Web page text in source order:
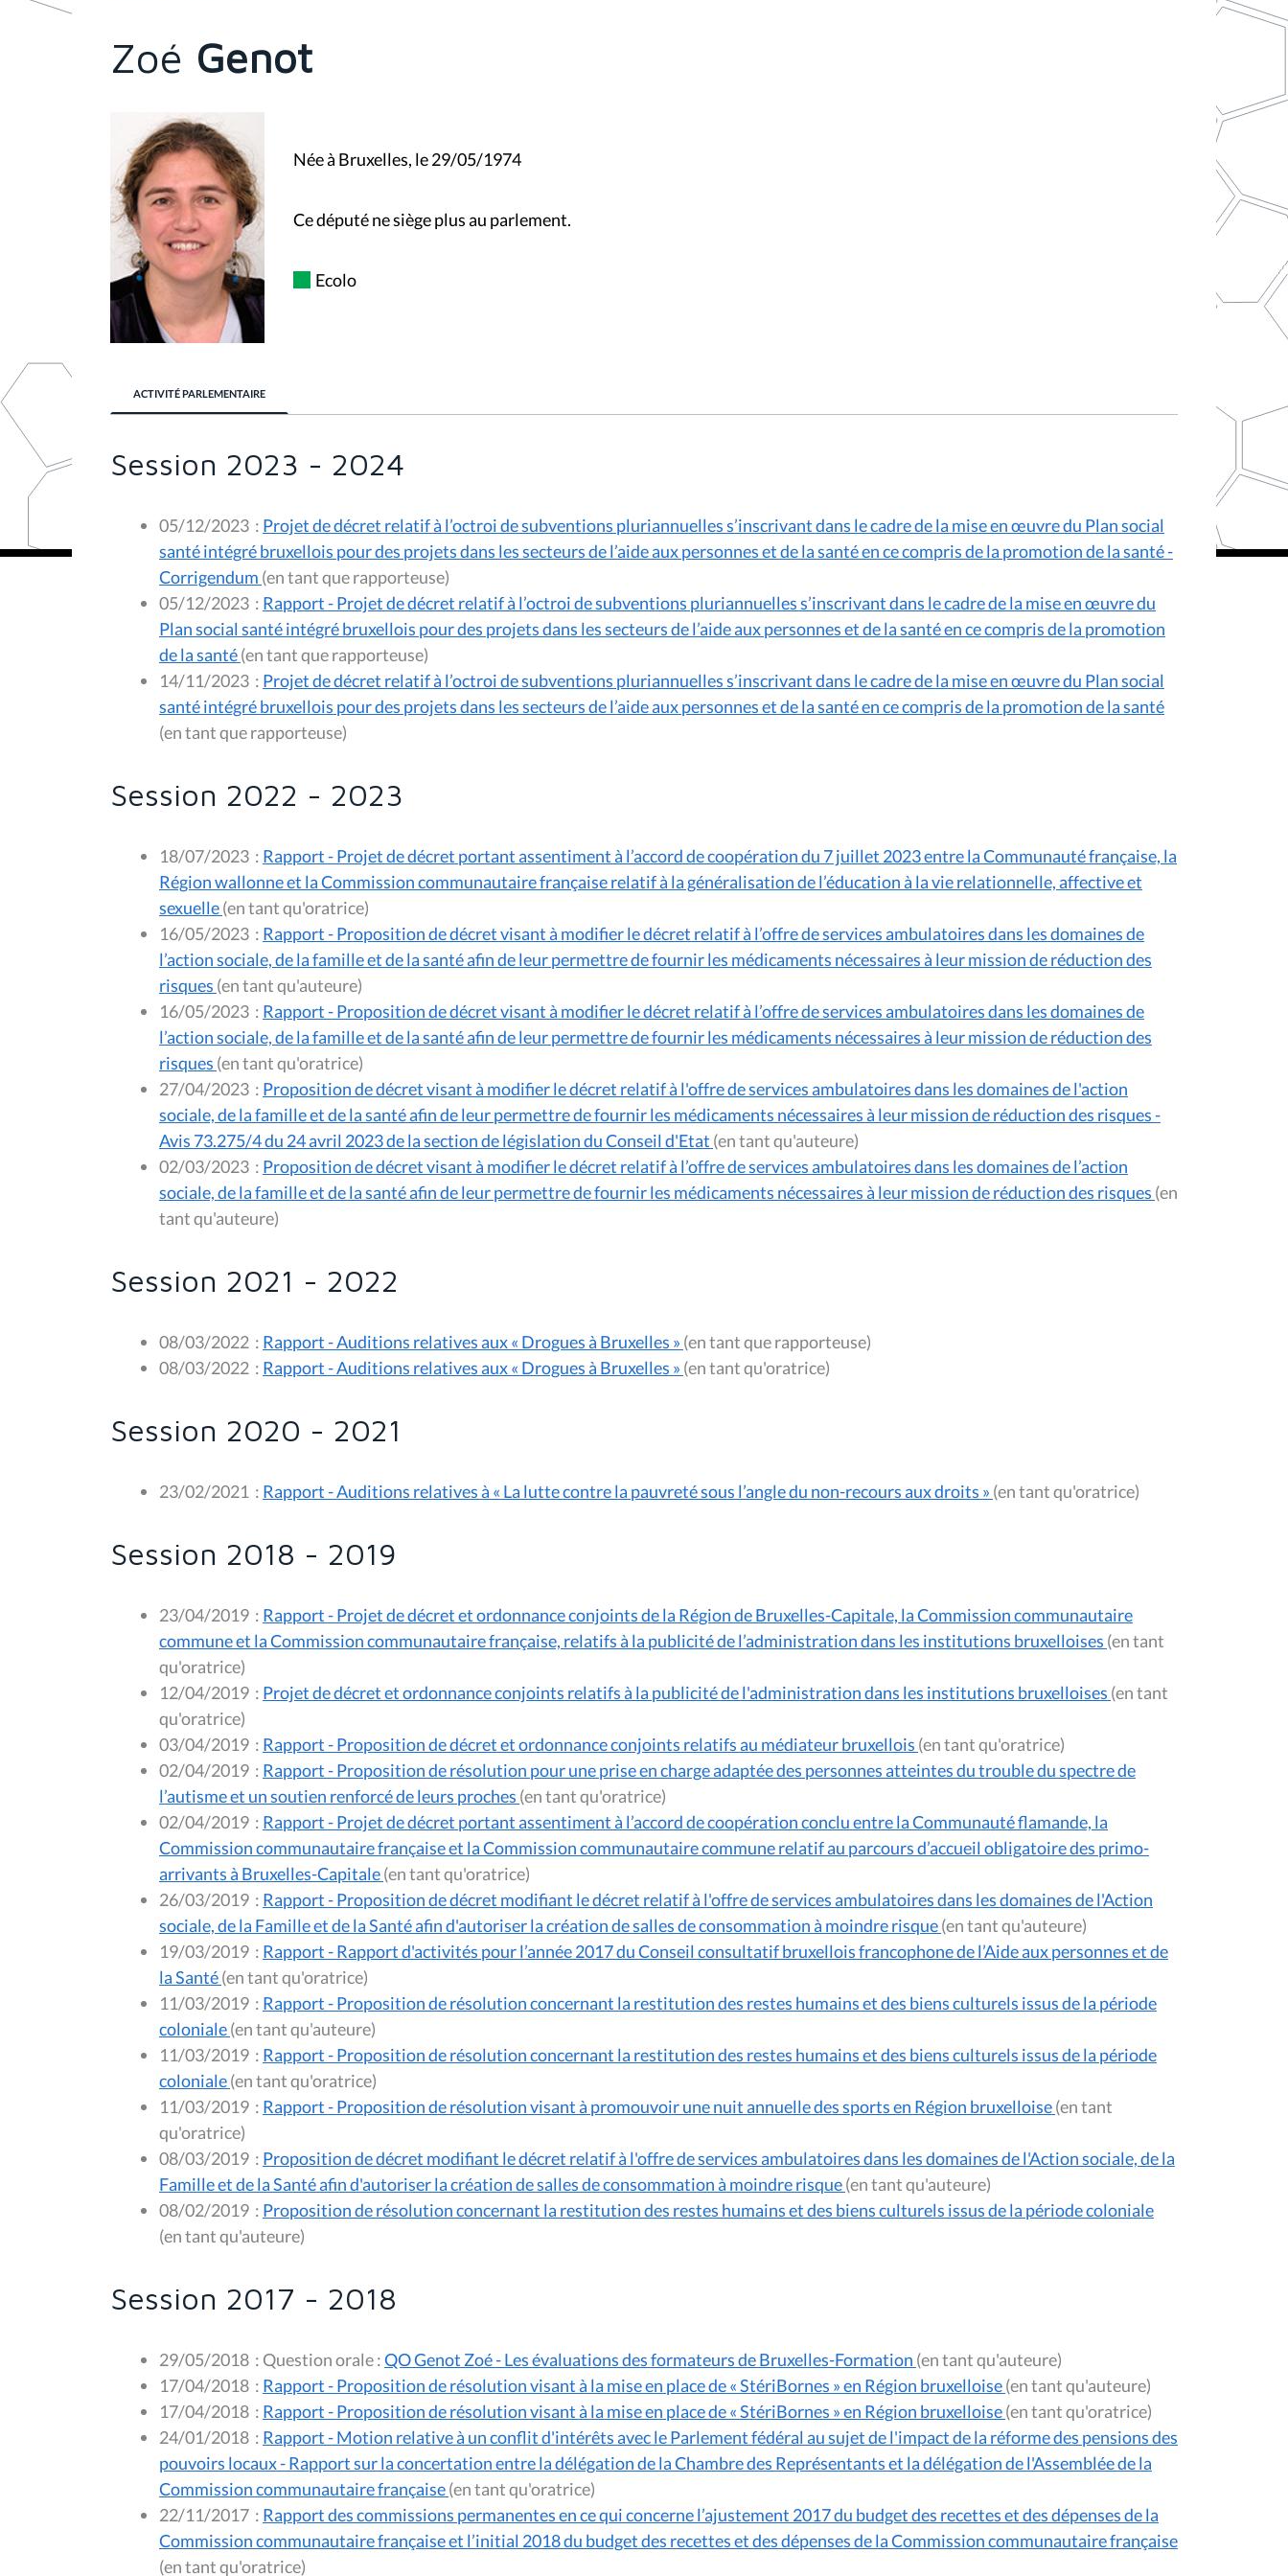
t
sZoé Genot
Née à Bruxelles, le 29/05/1974
Ce député ne siège plus au parlement.
Ecolo
ACTIVITÉ PARLEMENTAIRE
Session 2023 - 2024
05/12/2023 : Projet de décret relatif à l’octroi de subventions pluriannuelles s’inscrivant dans le cadre de la mise en œuvre du Plan social
santé intégré bruxellois pour des projets dans les secteurs de l’aide aux personnes et de la santé en ce compris de la promotion de la santé -
Corrigendum
(en tant que rapporteuse)
05/12/2023 : Rapport - Projet de décret relatif à l’octroi de subventions pluriannuelles s’inscrivant dans le cadre de la mise en œuvre du
Plan social santé intégré bruxellois pour des projets dans les secteurs de l’aide aux personnes et de la santé en ce compris de la promotion
de la santé
(en tant que rapporteuse)
14/11/2023 : Projet de décret relatif à l’octroi de subventions pluriannuelles s’inscrivant dans le cadre de la mise en œuvre du Plan social
santé intégré bruxellois pour des projets dans les secteurs de l’aide aux personnes et de la santé en ce compris de la promotion de la santé
(en tant que rapporteuse)
Session 2022 - 2023
18/07/2023 : Rapport - Projet de décret portant assentiment à l’accord de coopération du 7 juillet 2023 entre la Communauté française, la
Région wallonne et la Commission communautaire française relatif à la généralisation de l’éducation à la vie relationnelle, affective et
sexuelle
(en tant qu'oratrice)
16/05/2023 : Rapport - Proposition de décret visant à modifier le décret relatif à l’offre de services ambulatoires dans les domaines de
l’action sociale, de la famille et de la santé afin de leur permettre de fournir les médicaments nécessaires à leur mission de réduction des
risques
(en tant qu'auteure)
16/05/2023 : Rapport - Proposition de décret visant à modifier le décret relatif à l’offre de services ambulatoires dans les domaines de
l’action sociale, de la famille et de la santé afin de leur permettre de fournir les médicaments nécessaires à leur mission de réduction des
risques
(en tant qu'oratrice)
27/04/2023 : Proposition de décret visant à modifier le décret relatif à l'offre de services ambulatoires dans les domaines de l'action
sociale, de la famille et de la santé afin de leur permettre de fournir les médicaments nécessaires à leur mission de réduction des risques -
Avis 73.275/4 du 24 avril 2023 de la section de législation du Conseil d'Etat
(en tant qu'auteure)
02/03/2023 : Proposition de décret visant à modifier le décret relatif à l’offre de services ambulatoires dans les domaines de l’action
sociale, de la famille et de la santé afin de leur permettre de fournir les médicaments nécessaires à leur mission de réduction des risques (en
tant qu'auteure)
Session 2021 - 2022
08/03/2022 : Rapport - Auditions relatives aux « Drogues à Bruxelles »
(en tant que rapporteuse)
08/03/2022 : Rapport - Auditions relatives aux « Drogues à Bruxelles » (en tant qu'oratrice)
Session 2020 - 2021
23/02/2021 : Rapport - Auditions relatives à « La lutte contre la pauvreté sous l’angle du non-recours aux droits » (en tant qu'oratrice)
Session 2018 - 2019
23/04/2019 : Rapport - Projet de décret et ordonnance conjoints de la Région de Bruxelles-Capitale, la Commission communautaire
commune et la Commission communautaire française, relatifs à la publicité de l’administration dans les institutions bruxelloises (en tant
qu'oratrice)
12/04/2019 : Projet de décret et ordonnance conjoints relatifs à la publicité de l'administration dans les institutions bruxelloises (en tant
qu'oratrice)
03/04/2019 : Rapport - Proposition de décret et ordonnance conjoints relatifs au médiateur bruxellois
(en tant qu'oratrice)
02/04/2019 : Rapport - Proposition de résolution pour une prise en charge adaptée des personnes atteintes du trouble du spectre de
l’autisme et un soutien renforcé de leurs proches
(en tant qu'oratrice)
02/04/2019 : Rapport - Projet de décret portant assentiment à l’accord de coopération conclu entre la Communauté flamande, la
Commission communautaire française et la Commission communautaire commune relatif au parcours d’accueil obligatoire des primo-
arrivants à Bruxelles-Capitale
(en tant qu'oratrice)
26/03/2019 : Rapport - Proposition de décret modifiant le décret relatif à l'offre de services ambulatoires dans les domaines de l'Action
sociale, de la Famille et de la Santé afin d'autoriser la création de salles de consommation à moindre risque
(en tant qu'auteure)
19/03/2019 : Rapport - Rapport d'activités pour l’année 2017 du Conseil consultatif bruxellois francophone de l’Aide aux personnes et de
la Santé
(en tant qu'oratrice)
11/03/2019 : Rapport - Proposition de résolution concernant la restitution des restes humains et des biens culturels issus de la période
coloniale
(en tant qu'auteure)
11/03/2019 : Rapport - Proposition de résolution concernant la restitution des restes humains et des biens culturels issus de la période
coloniale
(en tant qu'oratrice)
11/03/2019 : Rapport - Proposition de résolution visant à promouvoir une nuit annuelle des sports en Région bruxelloise(en tant
qu'oratrice)
08/03/2019 : Proposition de décret modifiant le décret relatif à l'offre de services ambulatoires dans les domaines de l'Action sociale, de la
Famille et de la Santé afin d'autoriser la création de salles de consommation à moindre risque
(en tant qu'auteure)
08/02/2019 : Proposition de résolution concernant la restitution des restes humains et des biens culturels issus de la période coloniale
(en tant qu'auteure)
Session 2017 - 2018
29/05/2018 : Question orale :QO Genot Zoé - Les évaluations des formateurs de Bruxelles-Formation
(en tant qu'auteure)
17/04/2018 : Rapport - Proposition de résolution visant à la mise en place de « StériBornes » en Région bruxelloise
(en tant qu'auteure)
17/04/2018 : Rapport - Proposition de résolution visant à la mise en place de « StériBornes » en Région bruxelloise
(en tant qu'oratrice)
24/01/2018 : Rapport - Motion relative à un conflit d'intérêts avec le Parlement fédéral au sujet de l'impact de la réforme des pensions des
pouvoirs locaux - Rapport sur la concertation entre la délégation de la Chambre des Représentants et la délégation de l'Assemblée de la
Commission communautaire française
(en tant qu'oratrice)
22/11/2017 : Rapport des commissions permanentes en ce qui concerne l’ajustement 2017 du budget des recettes et des dépenses de la
Commission communautaire française et l’initial 2018 du budget des recettes et des dépenses de la Commission communautaire française
(en tant qu'oratrice)